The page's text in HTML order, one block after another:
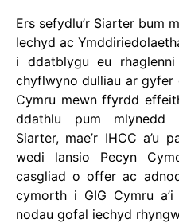
Ers sefydlu’r Siarter bum
Iechyd ac
i ddatblygu eu
chyflwyno dulliau ar
Cymru mewn ffyrdd
ddathlu pum mlynedd
Siarter, mae’r IHCC a’u
wedi lansio Pecyn
casgliad o offer ac
cymorth i GIG Cymru
nodau gofal iechyd